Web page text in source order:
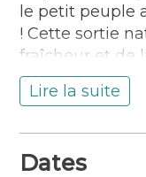
le petit peuple
! Cette sortie
fraîcheur et de
en apprendre
insoupçonnée !
Lire la suite
Dates